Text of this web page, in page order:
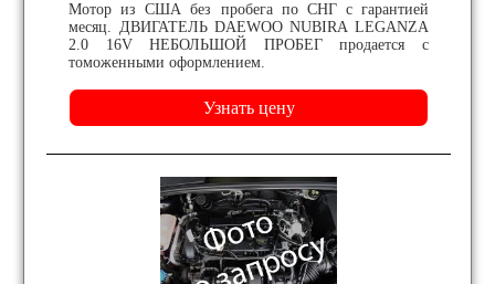
Мотор из США без пробега по СНГ с гарантией
месяц. ДВИГАТЕЛЬ DAEWOO NUBIRA LEGANZA
2.0 16V НЕБОЛЬШОЙ ПРОБЕГ продается с
томоженными оформлением.